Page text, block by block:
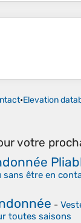
•Elevation
votre
être en
-
toutes saisons